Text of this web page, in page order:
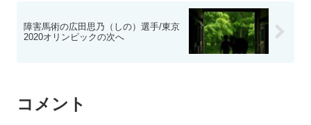
障害馬術の広田思乃（しの）選手/東京
2020オリンピックの次へ
コメント